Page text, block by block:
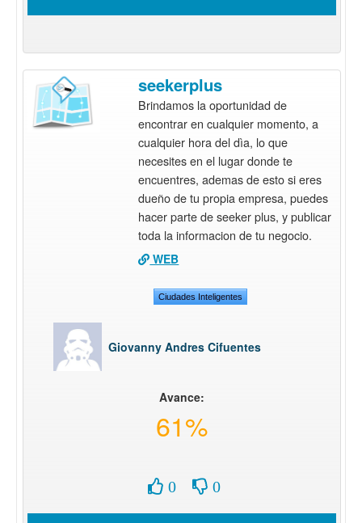
seekerplus
Brindamos la oportunidad de
encontrar en cualquier momento, a
cualquier hora del dìa, lo que
necesites en el lugar donde te
encuentres, ademas de esto si eres
dueño de tu propia empresa, puedes
hacer parte de seeker plus, y publicar
toda la informacion de tu negocio.
WEB
Ciudades Inteligentes
Giovanny Andres Cifuentes
Avance:
61%
0 0